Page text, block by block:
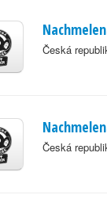
Česká
Česká